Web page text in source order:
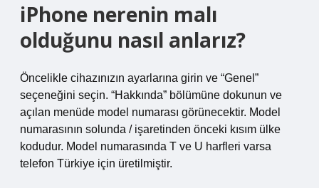
iPhone nerenin malı
olduğunu nasıl anlarız?
Öncelikle cihazınızın ayarlarına girin ve “Genel”
seçeneğini seçin. “Hakkında” bölümüne dokunun ve
açılan menüde model numarası görünecektir. Model
numarasının solunda / işaretinden önceki kısım ülke
kodudur. Model numarasında T ve U harfleri varsa
telefon Türkiye için üretilmiştir.